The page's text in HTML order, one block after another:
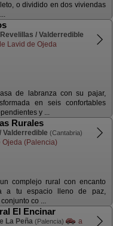
o dividido en dos viviendas
Revelillas / Valderredible
Lavid de Ojeda
de labranza con su pajar,
en seis confortables
y ...
Rurales
Valderredible (Cantabria)
Ojeda (Palencia)
complejo rural con encanto
a tu espacio lleno de paz,
co ...
El Encinar
La Peña (Palencia)
a